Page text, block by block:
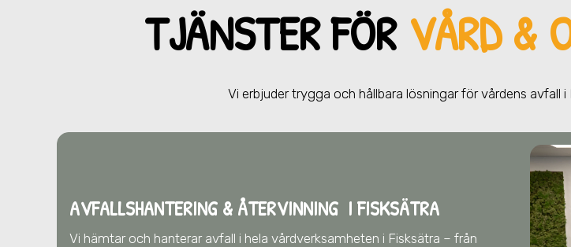
TJÄNSTER FÖR VÅRD &
Vi erbjuder trygga och hållbara lösningar för vårdens avfall i
AVFALLSHANTERING & ÅTERVINNING I FISKSÄTRA
Vi hämtar och hanterar avfall i hela vårdverksamheten i Fisksätra – från